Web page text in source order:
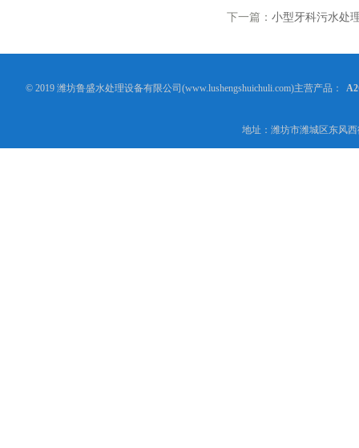
下一篇： 小型牙科污水处
© 2019 潍坊鲁盛水处理设备有限公司(www.lushengshuichuli.com)主营产品：
地址：潍坊市潍城区东风